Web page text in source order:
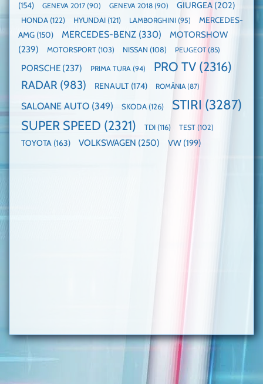
(154)
GENEVA 2017 (90) GENEVA 2018 (90) GIURGEA (202)
HONDA (122) HYUNDAI (121) LAMBORGHINI (95)
MERCEDES-
AMG (150) MERCEDES-BENZ (330)
MOTORSHOW
(239)
MOTORSPORT (103) NISSAN (108) PEUGEOT(85)
PORSCHE (237) PRIMA TURA (94) PRO TV (2316)
RADAR (983) RENAULT (174) ROMÂNIA(87)
SALOANE AUTO (349) SKODA (126) STIRI (3287)
SUPER SPEED (2321) TDI (116) TEST (102)
TOYOTA (163) VOLKSWAGEN (250) VW (199)